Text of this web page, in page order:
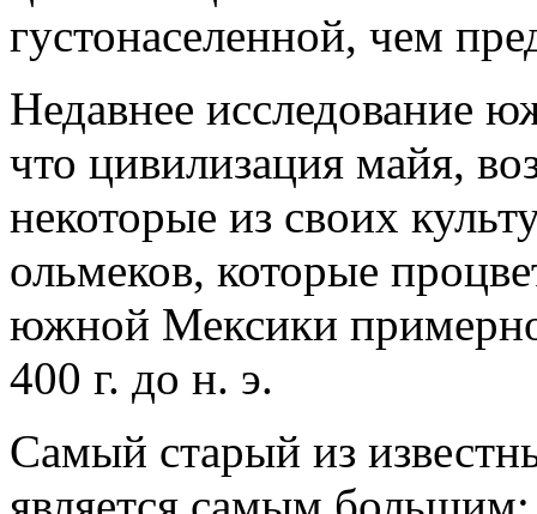
густонаселенной, чем
Недавнее исследование
что цивилизация майя,
некоторые из своих
ольмеков, которые
южной Мексики
400 г. до н. э.
Самый старый из